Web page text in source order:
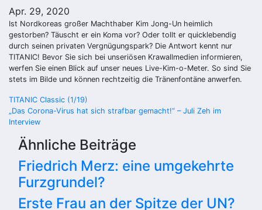
Apr. 29, 2020
Ist Nordkoreas großer Machthaber Kim Jong-Un heimlich
gestorben? Täuscht er ein Koma vor? Oder tollt er quicklebendig
durch seinen privaten Vergnügungspark? Die Antwort kennt nur
TITANIC! Bevor Sie sich bei unseriösen Krawallmedien informieren,
werfen Sie einen Blick auf unser neues Live-Kim-o-Meter. So sind Sie
stets im Bilde und können rechtzeitig die Tränenfontäne anwerfen.
Beitragsnavigation
TITANIC Classic (1/19)
„Das Corona-Virus hat sich strafbar gemacht!“ – Juli Zeh im
Interview
Ähnliche Beiträge
Friedrich Merz: eine umgekehrte
Furzgrundel?
Erste Frau an der Spitze der UN?